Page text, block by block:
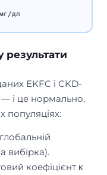
дл
результати
EKFC і CKD-
— і це нормально,
популяціях:
вибірка).
коефіцієнт κ